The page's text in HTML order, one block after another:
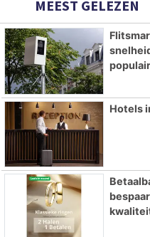
MEEST GELEZEN
Hotels